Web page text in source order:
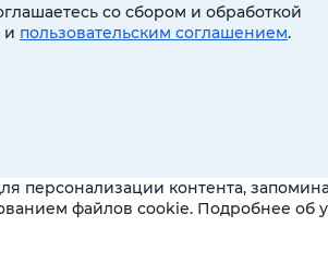
со сбором и обработкой
и пользовательским соглашением.
персонализации контента,
файлов cookie. Подробнее